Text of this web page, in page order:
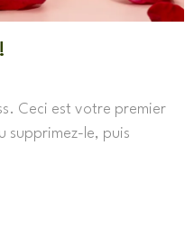
Ceci est votre premier
supprimez-le, puis